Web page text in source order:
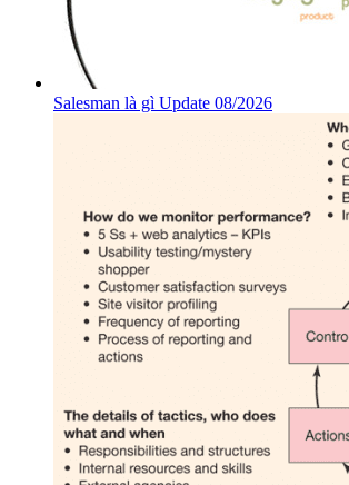
Salesman là gì Update 08/2026